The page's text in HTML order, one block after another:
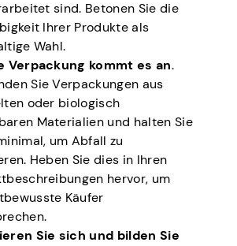
sind. Betonen Sie die
Ihrer Produkte als
Wahl.
Verpackung kommt es an.
Sie Verpackungen aus
oder biologisch
Materialien und halten Sie
um Abfall zu
Heben Sie dies in Ihren
hervor, um
Käufer
Sie sich und bilden Sie